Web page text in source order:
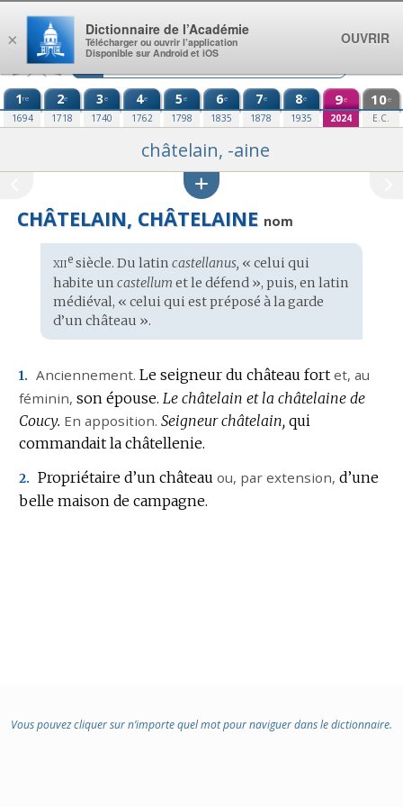
Aller au contenu
1re
1694
2e
1718
3e
1740
4e
1762
5e
1798
6e
1835
7e
1878
8e
1935
9e
2024
10e
E.C.
châtelain, -aine
CHÂTELAIN, CHÂTELAINE nom
Étymologie
:
xiiesiècle. Du latin castellanus, « celui qui
habite un castellum et le défend », puis, en latin
médiéval, « celui qui est préposé à la garde
d’un château ».
1. Anciennement. Le seigneur du château fort et, au
féminin, son épouse. Le châtelain et la châtelaine de
Coucy. En apposition. Seigneur châtelain, qui
commandait la châtellenie.
2. Propriétaire d’un château ou, par extension, d’une
belle maison de campagne.
Vous pouvez cliquer sur n’importe quel mot pour naviguer dans le dictionnaire.
×
Dictionnaire de l’Académie
Télécharger ou ouvrir l’application
Disponible sur Android et iOS
OUVRIR